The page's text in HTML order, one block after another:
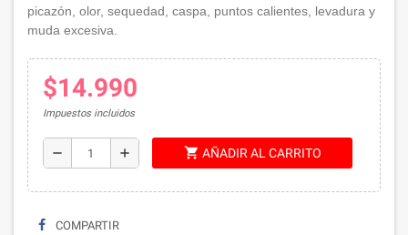
picazón, olor, sequedad, caspa, puntos calientes, levadura y
muda excesiva.
$14.990
Impuestos incluidos
remove add shopping_cart AÑADIR AL CARRITO
COMPARTIR